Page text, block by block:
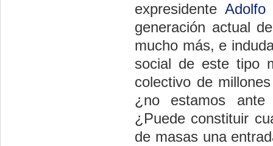
expresidente Adolfo
generación actual
mucho más, e
social de este tipo
colectivo de
¿no estamos ante
¿Puede constituir
de masas una